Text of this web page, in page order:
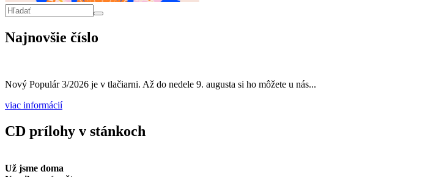
Najnovšie číslo
Nový Populár 3/2026 je v tlačiarni. Až do nedele 9. augusta si ho môžete u nás...
viac informácií
CD prílohy v stánkoch
Už jsme doma